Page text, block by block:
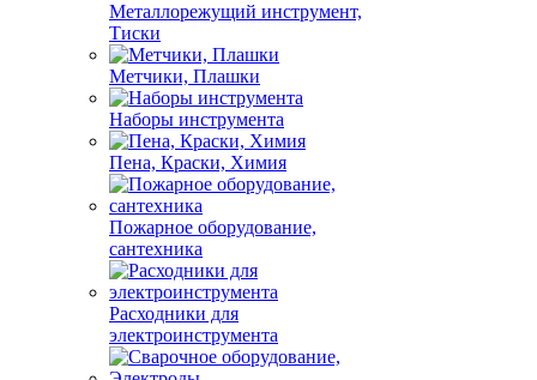
Металлорежущий инструмент,
Тиски
Метчики, Плашки
Наборы инструмента
Пена, Краски, Химия
Пожарное оборудование,
сантехника
Расходники для
электроинструмента